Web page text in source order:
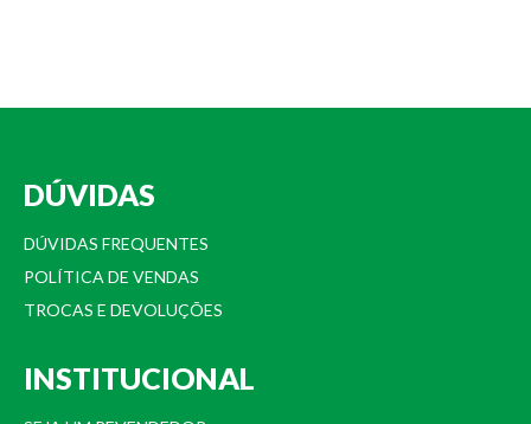
DÚVIDAS
DÚVIDAS FREQUENTES
POLÍTICA DE VENDAS
TROCAS E DEVOLUÇÕES
INSTITUCIONAL